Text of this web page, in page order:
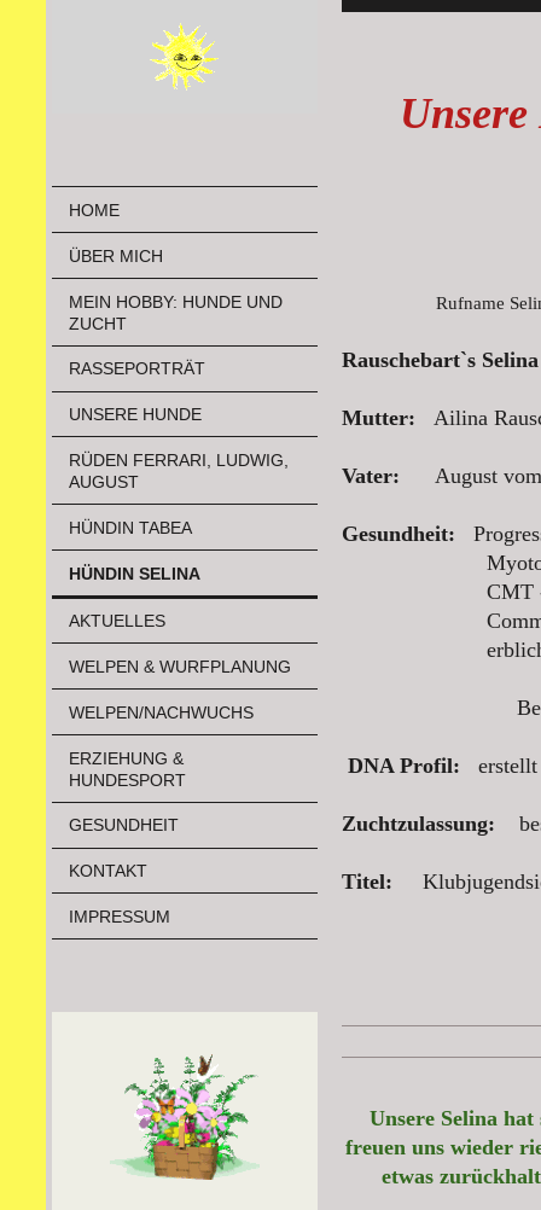
HOME
ÜBER MICH
MEIN HOBBY: HUNDE UND
ZUCHT
RASSEPORTRÄT
UNSERE HUNDE
RÜDEN FERRARI, LUDWIG,
AUGUST
HÜNDIN TABEA
HÜNDIN SELINA
AKTUELLES
WELPEN & WURFPLANUNG
WELPEN/NACHWUCHS
ERZIEHUNG &
HUNDESPORT
GESUNDHEIT
KONTAKT
IMPRESSUM
Rufname
Rauschebart`s
Mutter: Ailina
Vater: August vom
Gesundheit:
Myotonia
CMT - PCR
Comma Defekt
erbliche
Befunde auf
DNA Profil:
Zuchtzulassung:
Titel:
Unsere Selina
freuen uns wieder
etwas